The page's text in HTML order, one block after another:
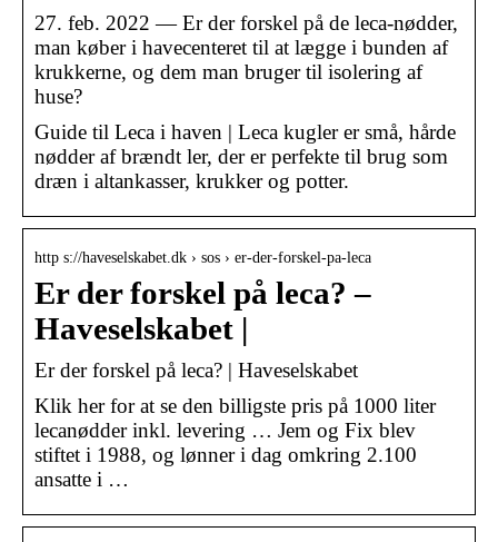
27. feb. 2022 — Er der forskel på de leca-nødder,
man køber i havecenteret til at lægge i bunden af
krukkerne, og dem man bruger til isolering af
huse?
Guide til Leca i haven | Leca kugler er små, hårde
nødder af brændt ler, der er perfekte til brug som
dræn i altankasser, krukker og potter.
http s://haveselskabet.dk › sos › er-der-forskel-pa-leca
Er der forskel på leca? –
Haveselskabet |
Er der forskel på leca? | Haveselskabet
Klik her for at se den billigste pris på 1000 liter
lecanødder inkl. levering … Jem og Fix blev
stiftet i 1988, og lønner i dag omkring 2.100
ansatte i …